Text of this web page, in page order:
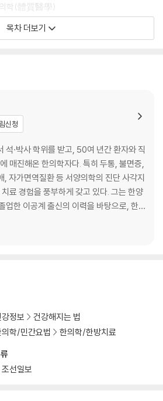
학(體質醫學)
元)〉
사상체질 감별 가이드
사람의 성격과 생활 습관
이 너무 지나치다
종류와 치료
인트
목차 더보기
신청
석·박사 학위를 받고, 50여 년간 환자와 직
매진해온 한의학자다. 특히 두통, 불면증,
, 자가면역질환 등 서양의학의 진단 사각지
료 경험을 풍부하게 갖고 있다. 그는 한양
업한 이공계 출신의 이력을 바탕으로, 한
시도해왔으며, 경희대학교 한의과대학
과대학 조교수, 한의사협회 본초학회 이
조선일보
정보
건강해지는 법
의학/민간요법 한의학/한방치료